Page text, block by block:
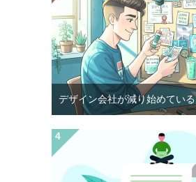
デザイン会社が減り始めている